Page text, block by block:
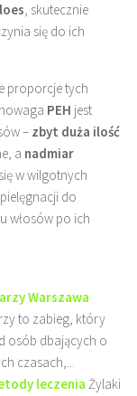
, skutecznie
się do ich
proporcje tych
PEH jest
– zbyt duża ilość
a nadmiar
w wilgotnych
do
włosów po ich
Warszawa
to zabieg, który
osób dbających o
czasach,...
leczenia Żylaki